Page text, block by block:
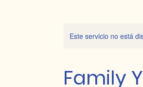
Este servicio no está
Family